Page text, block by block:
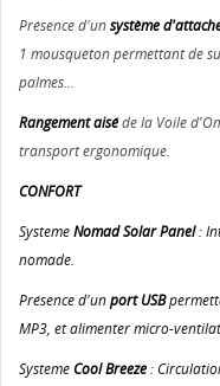
Présence d'unsystème
1 mousqueton permettant de
palmes...
Rangement aiséde la Voile
transport ergonomique.
CONFORT
SystemeNomad Solar Panel:
nomade.
Présence d'unport USB
MP3, et alimenter micro-
Systeme Cool Breeze: